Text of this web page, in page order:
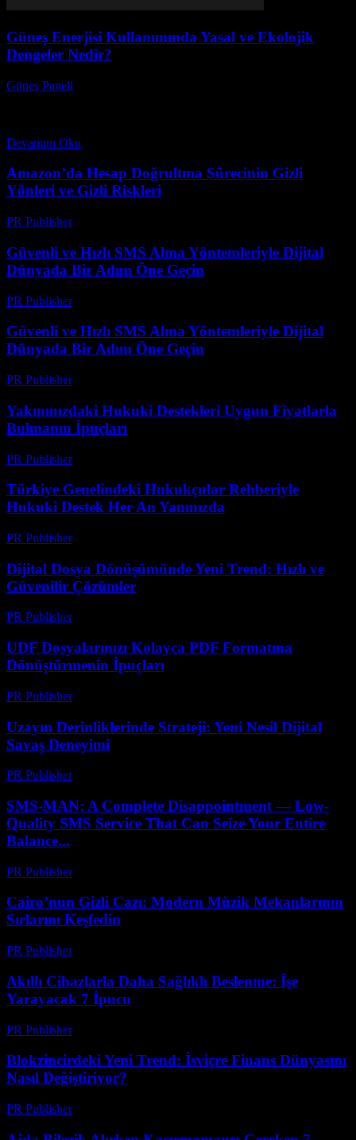
Güneş Enerjisi Kullanımında Yasal ve Ekolojik
Dengeler Nedir?
Güneş Paneli
Devamını Oku
Amazon’da Hesap Doğrultma Sürecinin Gizli
Yönleri ve Gizli Riskleri
PR Publisher-
Güvenli ve Hızlı SMS Alma Yöntemleriyle Dijital
Dünyada Bir Adım Öne Geçin
PR Publisher-
Güvenli ve Hızlı SMS Alma Yöntemleriyle Dijital
Dünyada Bir Adım Öne Geçin
PR Publisher-
Yakınınızdaki Hukuki Destekleri Uygun Fiyatlarla
Bulmanın İpuçları
PR Publisher-
Türkiye Genelindeki Hukukçular Rehberiyle
Hukuki Destek Her An Yanınızda
PR Publisher-
Dijital Dosya Dönüşümünde Yeni Trend: Hızlı ve
Güvenilir Çözümler
PR Publisher-
UDF Dosyalarınızı Kolayca PDF Formatına
Dönüştürmenin İpuçları
PR Publisher-
Uzayın Derinliklerinde Strateji: Yeni Nesil Dijital
Savaş Deneyimi
PR Publisher-
SMS-MAN: A Complete Disappointment — Low-
Quality SMS Service That Can Seize Your Entire
Balance...
PR Publisher-
Cairo’nun Gizli Cazı: Modern Müzik Mekanlarının
Sırlarını Keşfedin
PR Publisher-
Akıllı Cihazlarla Daha Sağlıklı Beslenme: İşe
Yarayacak 7 İpucu
PR Publisher-
Blokzincirdeki Yeni Trend: İsviçre Finans Dünyasını
Nasıl Değiştiriyor?
PR Publisher-